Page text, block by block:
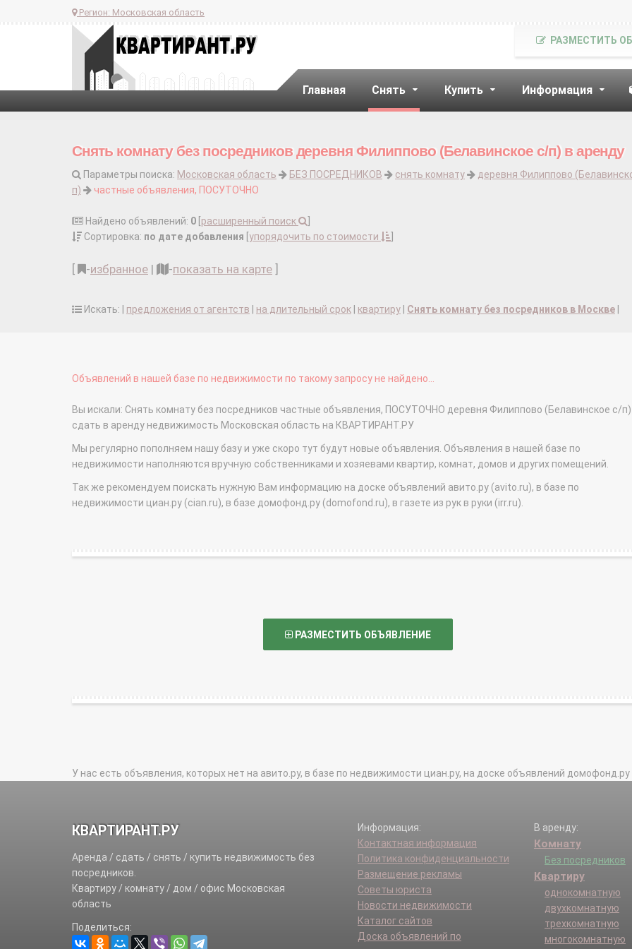
Регион: Московская область
Главная Снять Купить Информация
РАЗМЕСТИТЬ
Снять комнату без посредников деревня Филиппово (Белавинское с/п) в аренду
Параметры поиска: Московская область БЕЗ ПОСРЕДНИКОВ снять комнату
деревня Филиппово
п)
частные объявления, ПОСУТОЧНО
Найдено объявлений: 0 расширенный поиск
Сортировка: по дате добавления упорядочить по стоимости
-избранное | -показать на карте
Искать: | предложения от агентств на длительный срок квартиру Снять комнату без посредников в Москве
Объявлений в нашей базе по недвижимости по такому запросу не найдено...
Вы искали: Снять комнату без посредников частные объявления, ПОСУТОЧНО деревня Филиппово (Белавинское с/
сдать в аренду недвижимость Московская область на КВАРТИРАНТ.РУ
Мы регулярно пополняем нашу базу и уже скоро тут будут новые объявления. Объявления в нашей базе по
недвижимости наполняются вручную собственниками и хозяевами квартир, комнат, домов и других помещений.
Так же рекомендуем поискать нужную Вам информацию на доске объявлений авито.ру (avito.ru), в базе по
недвижимости циан.ру (cian.ru), в базе домофонд.ру (domofond.ru), в газете из рук в руки (irr.ru).
РАЗМЕСТИТЬ ОБЪЯВЛЕНИЕ
У нас есть объявления, которых нет на авито.ру, в базе по недвижимости циан.ру, на доске объявлений домофонд.ру
КВАРТИРАНТ.РУ
Аренда / сдать / снять / купить недвижимость без
посредников.
Квартиру / комнату / дом / офис Московская
область
Поделиться:
Информация:
Контактная информация
Политика конфиденциальности
Размещение рекламы
Советы юриста
Новости недвижимости
Каталог сайтов
Доска объявлений по
В аренду:
Комнату
Без посредников
Квартиру
однокомнатную
двухкомнатную
трехкомнатную
многокомнатную